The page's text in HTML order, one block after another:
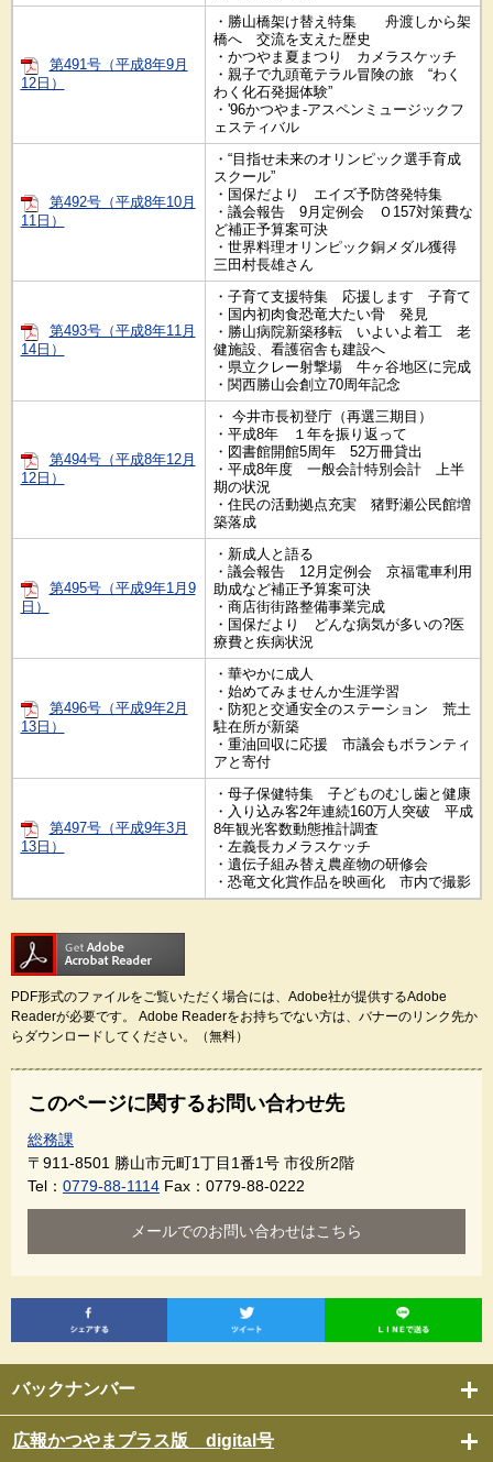
バックナンバー
広報かつやまプラス版 digital号
第491号（平成8年9月
12日）
・勝山橋架け替え特集 舟渡しから架
橋へ 交流を支えた歴史
・かつやま夏まつり カメラスケッチ
・親子で九頭竜テラル冒険の旅 “わく
わく化石発掘体験”
・'96かつやま‐アスペンミュージックフ
ェスティバル
第492号（平成8年10月
11日）
・“目指せ未来のオリンピック選手育成
スクール”
・国保だより エイズ予防啓発特集
・議会報告 9月定例会 Ｏ157対策費な
ど補正予算案可決
・世界料理オリンピック銅メダル獲得
三田村長雄さん
第493号（平成8年11月
14日）
・子育て支援特集 応援します 子育て
・国内初肉食恐竜大たい骨 発見
・勝山病院新築移転 いよいよ着工 老
健施設、看護宿舎も建設へ
・県立クレー射撃場 牛ヶ谷地区に完成
・関西勝山会創立70周年記念
第494号（平成8年12月
12日）
・ 今井市長初登庁（再選三期目）
・平成8年 １年を振り返って
・図書館開館5周年 52万冊貸出
・平成8年度 一般会計特別会計 上半
期の状況
・住民の活動拠点充実 猪野瀬公民館増
築落成
第495号（平成9年1月9
日）
・新成人と語る
・議会報告 12月定例会 京福電車利用
助成など補正予算案可決
・商店街街路整備事業完成
・国保だより どんな病気が多いの?医
療費と疾病状況
第496号（平成9年2月
13日）
・華やかに成人
・始めてみませんか生涯学習
・防犯と交通安全のステーション 荒土
駐在所が新築
・重油回収に応援 市議会もボランティ
アと寄付
第497号（平成9年3月
13日）
・母子保健特集 子どものむし歯と健康
・入り込み客2年連続160万人突破 平成
8年観光客数動態推計調査
・左義長カメラスケッチ
・遺伝子組み替え農産物の研修会
・恐竜文化賞作品を映画化 市内で撮影
PDF形式のファイルをご覧いただく場合には、Adobe社が提供するAdobe
Readerが必要です。
Adobe Readerをお持ちでない方は、バナーのリンク先か
らダウンロードしてください。（無料）
このページに関するお問い合わせ先
総務課
〒911-8501 勝山市元町1丁目1番1号 市役所2階
Tel： 0779-88-1114 Fax：0779-88-0222
メールでのお問い合わせはこちら